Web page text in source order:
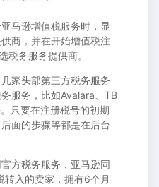
逊增值税服务时，显
商，并在开始增值税注
税务服务提供商。
家头部第三方税务服务
服务，比如Avalara、TB
只要在注册税号的初期
面的步骤等都是在后台
方税务服务，亚马逊同
转入的卖家，拥有6个月